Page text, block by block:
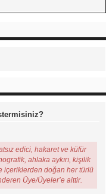
edici, hakaret ve küfür
ahlaka aykırı, kişilik
içeriklerden doğan her türlü
Üye/Üyeler’e aittir.